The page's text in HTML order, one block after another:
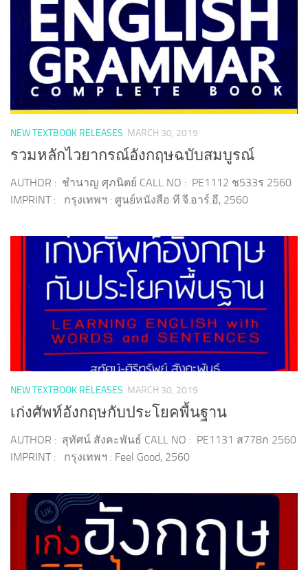
NEW TEXTBOOK RELEASES MARCH 30, 2019
รวมหลักไวยากรณ์อังกฤษฉบับสมบูรณ์
AUTHOR : ชำนาญ ศุภนิตย์ CALL NO : PE1112 ช533ร 2560
IMPRINT : กรุงเทพฯ : ศูนย์หนังสือ ที.จี.อาร์.อี, 2560
NEW TEXTBOOK RELEASES MARCH 30, 2019
เก่งศัพท์อังกฤษกับประโยคพื้นฐาน
AUTHOR : สุทัศน์ สังคะพันธ์ CALL NO : PE1131 ส778ก 2560
IMPRINT : กรุงเทพฯ : Feel Good, 2560